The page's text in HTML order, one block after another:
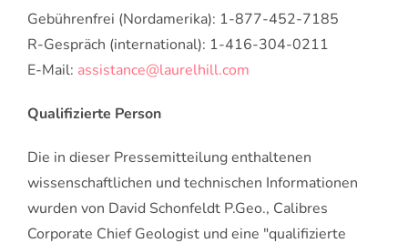
Gebührenfrei (Nordamerika): 1-877-452-7185
R-Gespräch (international): 1-416-304-0211
E-Mail: assistance@laurelhill.com
Qualifizierte Person
Die in dieser Pressemitteilung enthaltenen
wissenschaftlichen und technischen Informationen
wurden von David Schonfeldt P.Geo., Calibres
Corporate Chief Geologist und eine "qualifizierte